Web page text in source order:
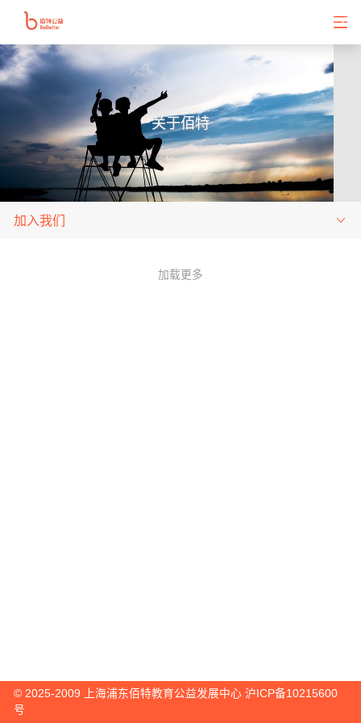
关于佰特
加入我们
加载更多
© 2025-2009 上海浦东佰特教育公益发展中心沪ICP备10215600
号